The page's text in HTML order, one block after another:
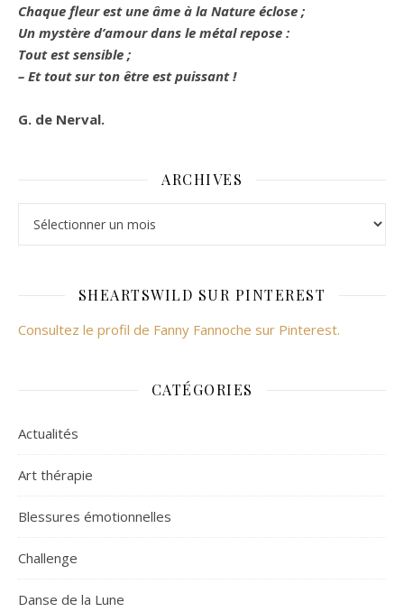
Chaque fleur est une âme à la Nature éclose ;
Un mystère d’amour dans le métal repose :
Tout est sensible ;
– Et tout sur ton être est puissant !
G. de Nerval.
ARCHIVES
SHEARTSWILD SUR PINTEREST
Consultez le profil de Fanny Fannoche sur Pinterest.
CATÉGORIES
Actualités
Art thérapie
Blessures émotionnelles
Challenge
Danse de la Lune